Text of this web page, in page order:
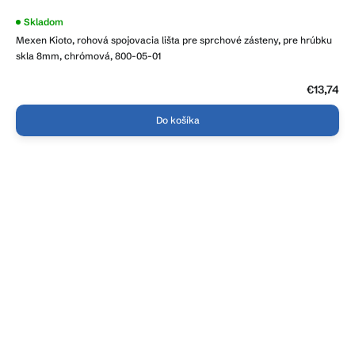
Mexen Kioto, rohová spojovacia lišta pre sprchové zásteny, pre hrúbku
skla 8mm, chrómová, 800-05-01
Skladom
€13,74
Do košíka